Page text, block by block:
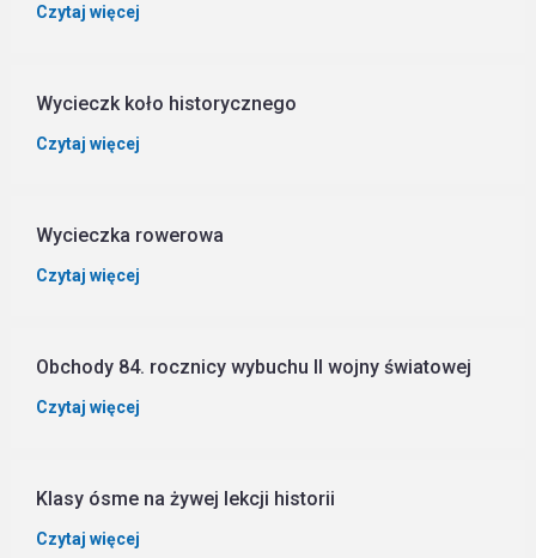
Czytaj więcej
Wycieczk koło historycznego
Czytaj więcej
Wycieczka rowerowa
Czytaj więcej
Obchody 84. rocznicy wybuchu II wojny światowej
Czytaj więcej
Klasy ósme na żywej lekcji historii
Czytaj więcej